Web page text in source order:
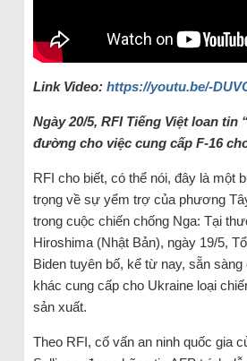
Link Video: https://youtu.be/-
Ngày 20/5, RFI Tiếng Việt loan tin
đường cho việc cung cấp F-16
RFI cho biết, có thể nói, đây là một
trọng về sự yểm trợ của phương
trong cuộc chiến chống Nga: Tại
Hiroshima (Nhật Bản), ngày 19/5,
Biden tuyên bố, kể từ nay, sẵn
khác cung cấp cho Ukraine loại
sản xuất.
Theo RFI, cố vấn an ninh quốc gia